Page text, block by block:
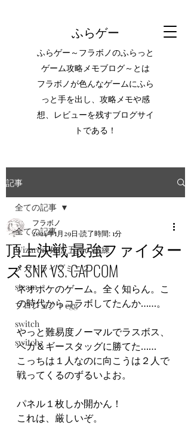
ふらゲー
ふらゲー～フラボノのふらっと
ゲーム攻略メモブログ～とは
フラボノが色んなゲームにふら
っと手を出し、攻略メモや感
想、レビューを残すブログサイ
トである！
記事
全ての記事
Wizardry外伝 五つの試練
メガドライブミニ２
steam
プロジェクトegg
switch
switch2
全ての記事
頂上決戦 最強ファイター
ズ SNK VS. CAPCOM
フラボノ
2024年1月29日 読了時間: 1分
ネオポケのゲーム。全く知らん。こ
の時代からコラボしてたんか……。
やっと難易度ノーマルでラスボス、
ベガ＆ギースタッグに勝てた……
こっちは１人なのに向こうは２人で
戦ってくるのずるいよお。
パネル１枚しか開かん！
これは、厳しいぞ。